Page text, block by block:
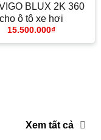
BLUX 2K 360
cho ô tô xe hơi
15.500.000₫
Xem tất cả